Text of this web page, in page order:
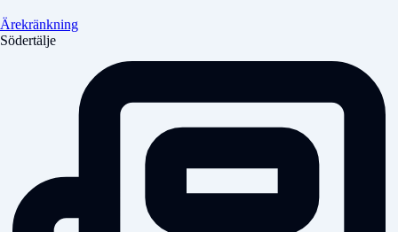
Ärekränkning
Södertälje